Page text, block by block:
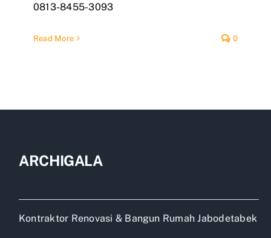
0813-8455-3093
Read More 0
ARCHIGALA
Kontraktor Renovasi & Bangun Rumah Jabodetabek